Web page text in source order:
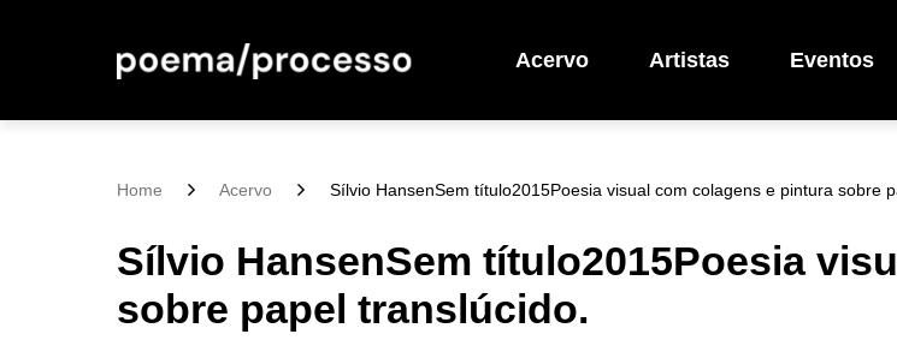
Acervo Artistas Eventos
Home Acervo Sílvio HansenSem título2015Poesia visual com colagens e pintura sobre
Sílvio HansenSem título2015Poesia
sobre papel translúcido.